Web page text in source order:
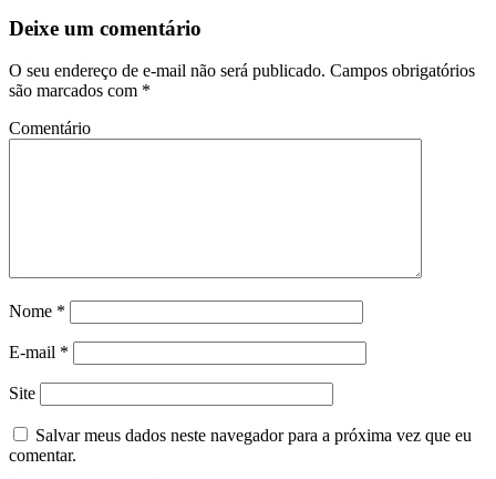
Deixe um comentário
O seu endereço de e-mail não será publicado. Campos obrigatórios
são marcados com *
Comentário
Nome *
E-mail *
Site
Salvar meus dados neste navegador para a próxima vez que eu
comentar.